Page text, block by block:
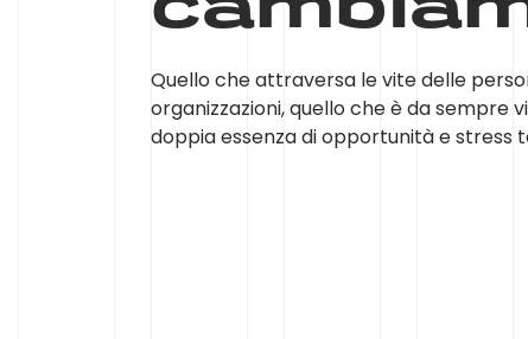
Quello che attraversa le vite delle
organizzazioni, quello che è da sempre
doppia essenza di opportunità e stress